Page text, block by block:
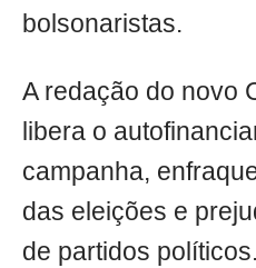
bolsonaristas.
A redação do novo
libera o
campanha,
das eleições e
de partidos políticos.